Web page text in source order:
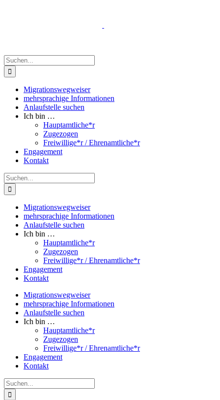
Suche
nach:
Migrationswegweiser
mehrsprachige Informationen
Anlaufstelle suchen
Ich bin …
Hauptamtliche*r
Zugezogen
Freiwillige*r / Ehrenamtliche*r
Engagement
Kontakt
Suche
nach:
Migrationswegweiser
mehrsprachige Informationen
Anlaufstelle suchen
Ich bin …
Hauptamtliche*r
Zugezogen
Freiwillige*r / Ehrenamtliche*r
Engagement
Kontakt
Migrationswegweiser
mehrsprachige Informationen
Anlaufstelle suchen
Ich bin …
Hauptamtliche*r
Zugezogen
Freiwillige*r / Ehrenamtliche*r
Engagement
Kontakt
Suche
nach: